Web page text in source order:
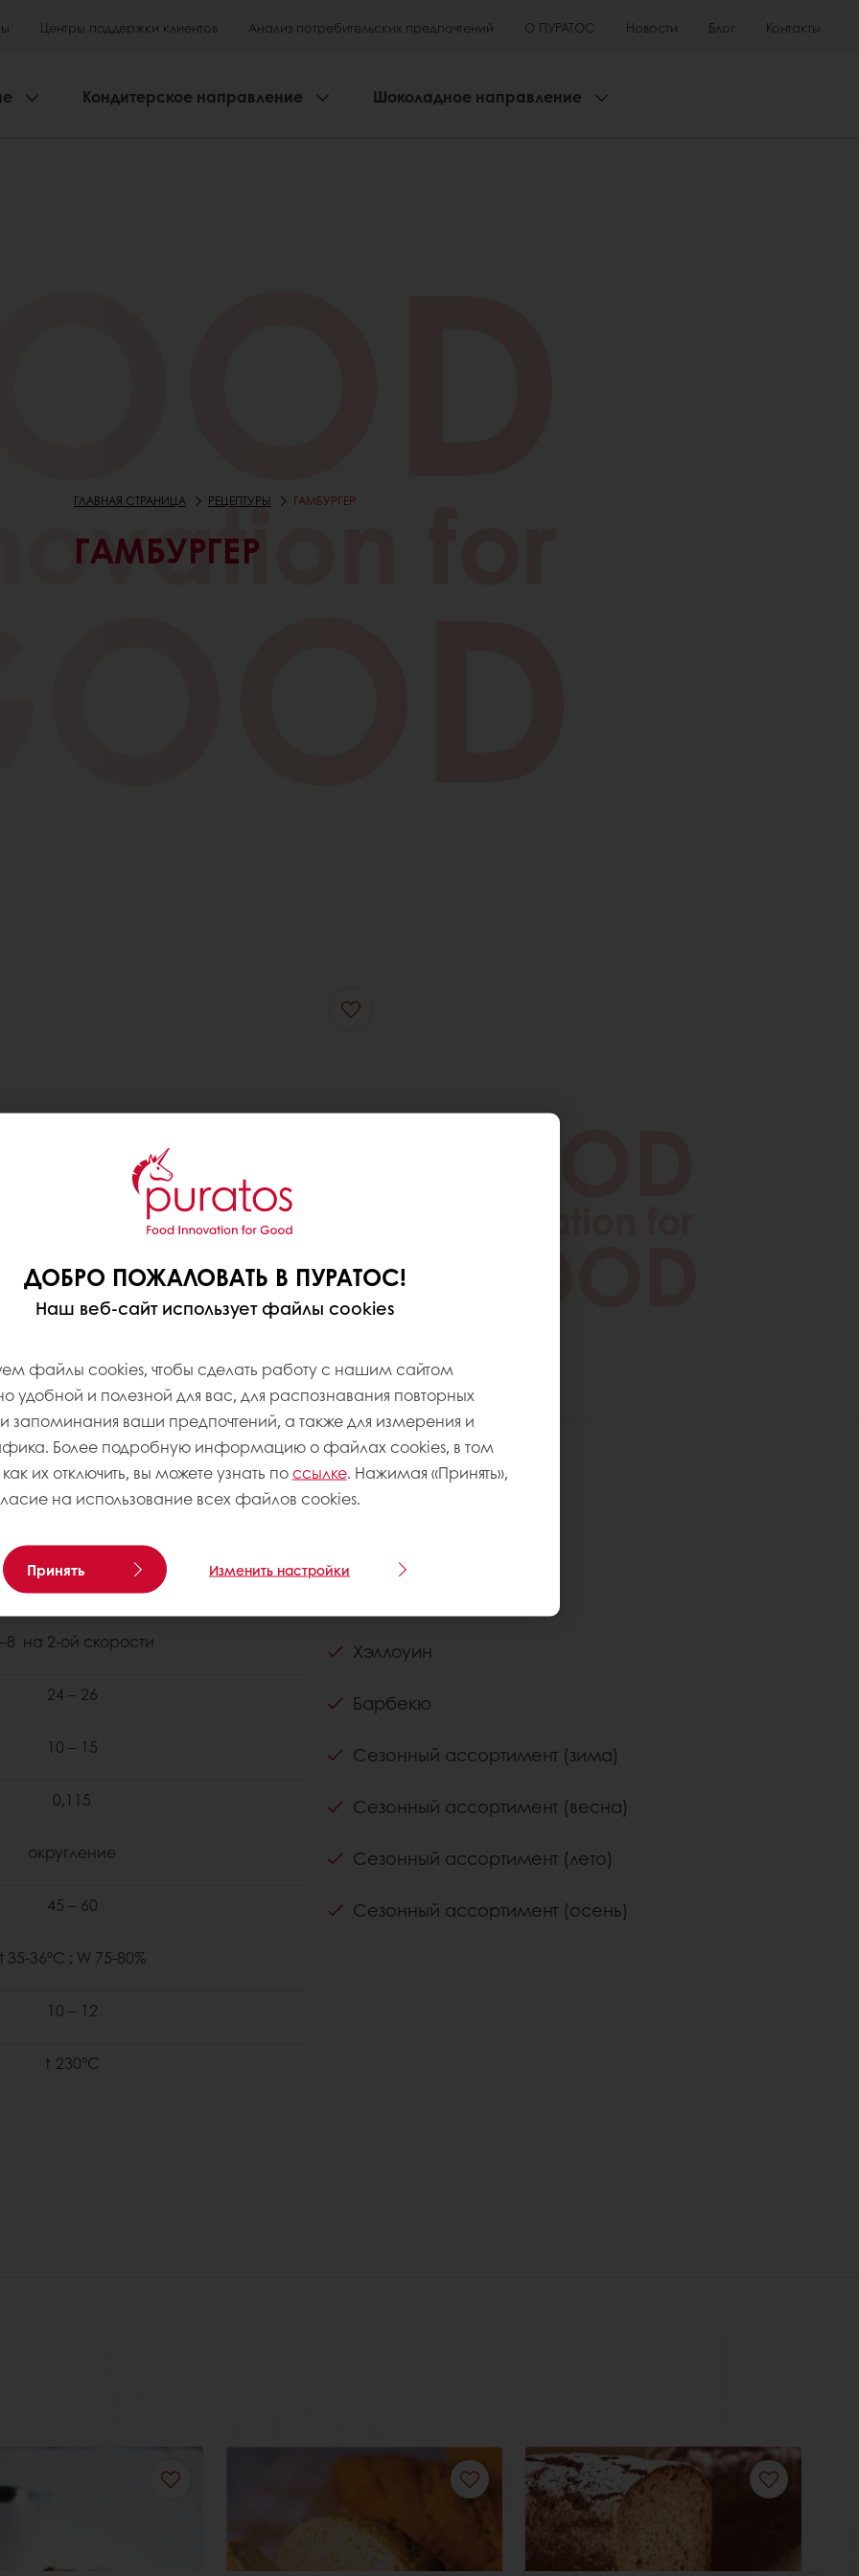
Центры поддержки клиентов Анализ потребительских предпочтений О ПУРАТОС Новости Блог Контакты
Кондитерское направление Шоколадное направление
ГЛАВНАЯ СТРАНИЦА РЕЦЕПТУРЫ ГАМБУРГЕР
ГАМБУРГЕР
на 1-ой скорости;
на 2-ой скорости
24 – 26
10 – 15
0,115
округление
45 – 60
t 35-36°С ; W 75-80%
10 – 12
t 230°С
О рецептуре
Хэллоуин
Барбекю
Сезонный ассортимент (зима)
Сезонный ассортимент (весна)
Сезонный ассортимент (лето)
Сезонный ассортимент (осень)
ДОБРО ПОЖАЛОВАТЬ В ПУРАТОС!
Наш веб-сайт использует файлы cookies
файлы cookies, чтобы сделать работу с нашим сайтом
удобной и полезной для вас, для распознавания повторных
запоминания ваши предпочтений, а также для измерения и
Более подробную информацию о файлах cookies, в том
их отключить, вы можете узнать поссылке. Нажимая «Принять»,
на использование всех файлов cookies.
Принять Изменить настройки